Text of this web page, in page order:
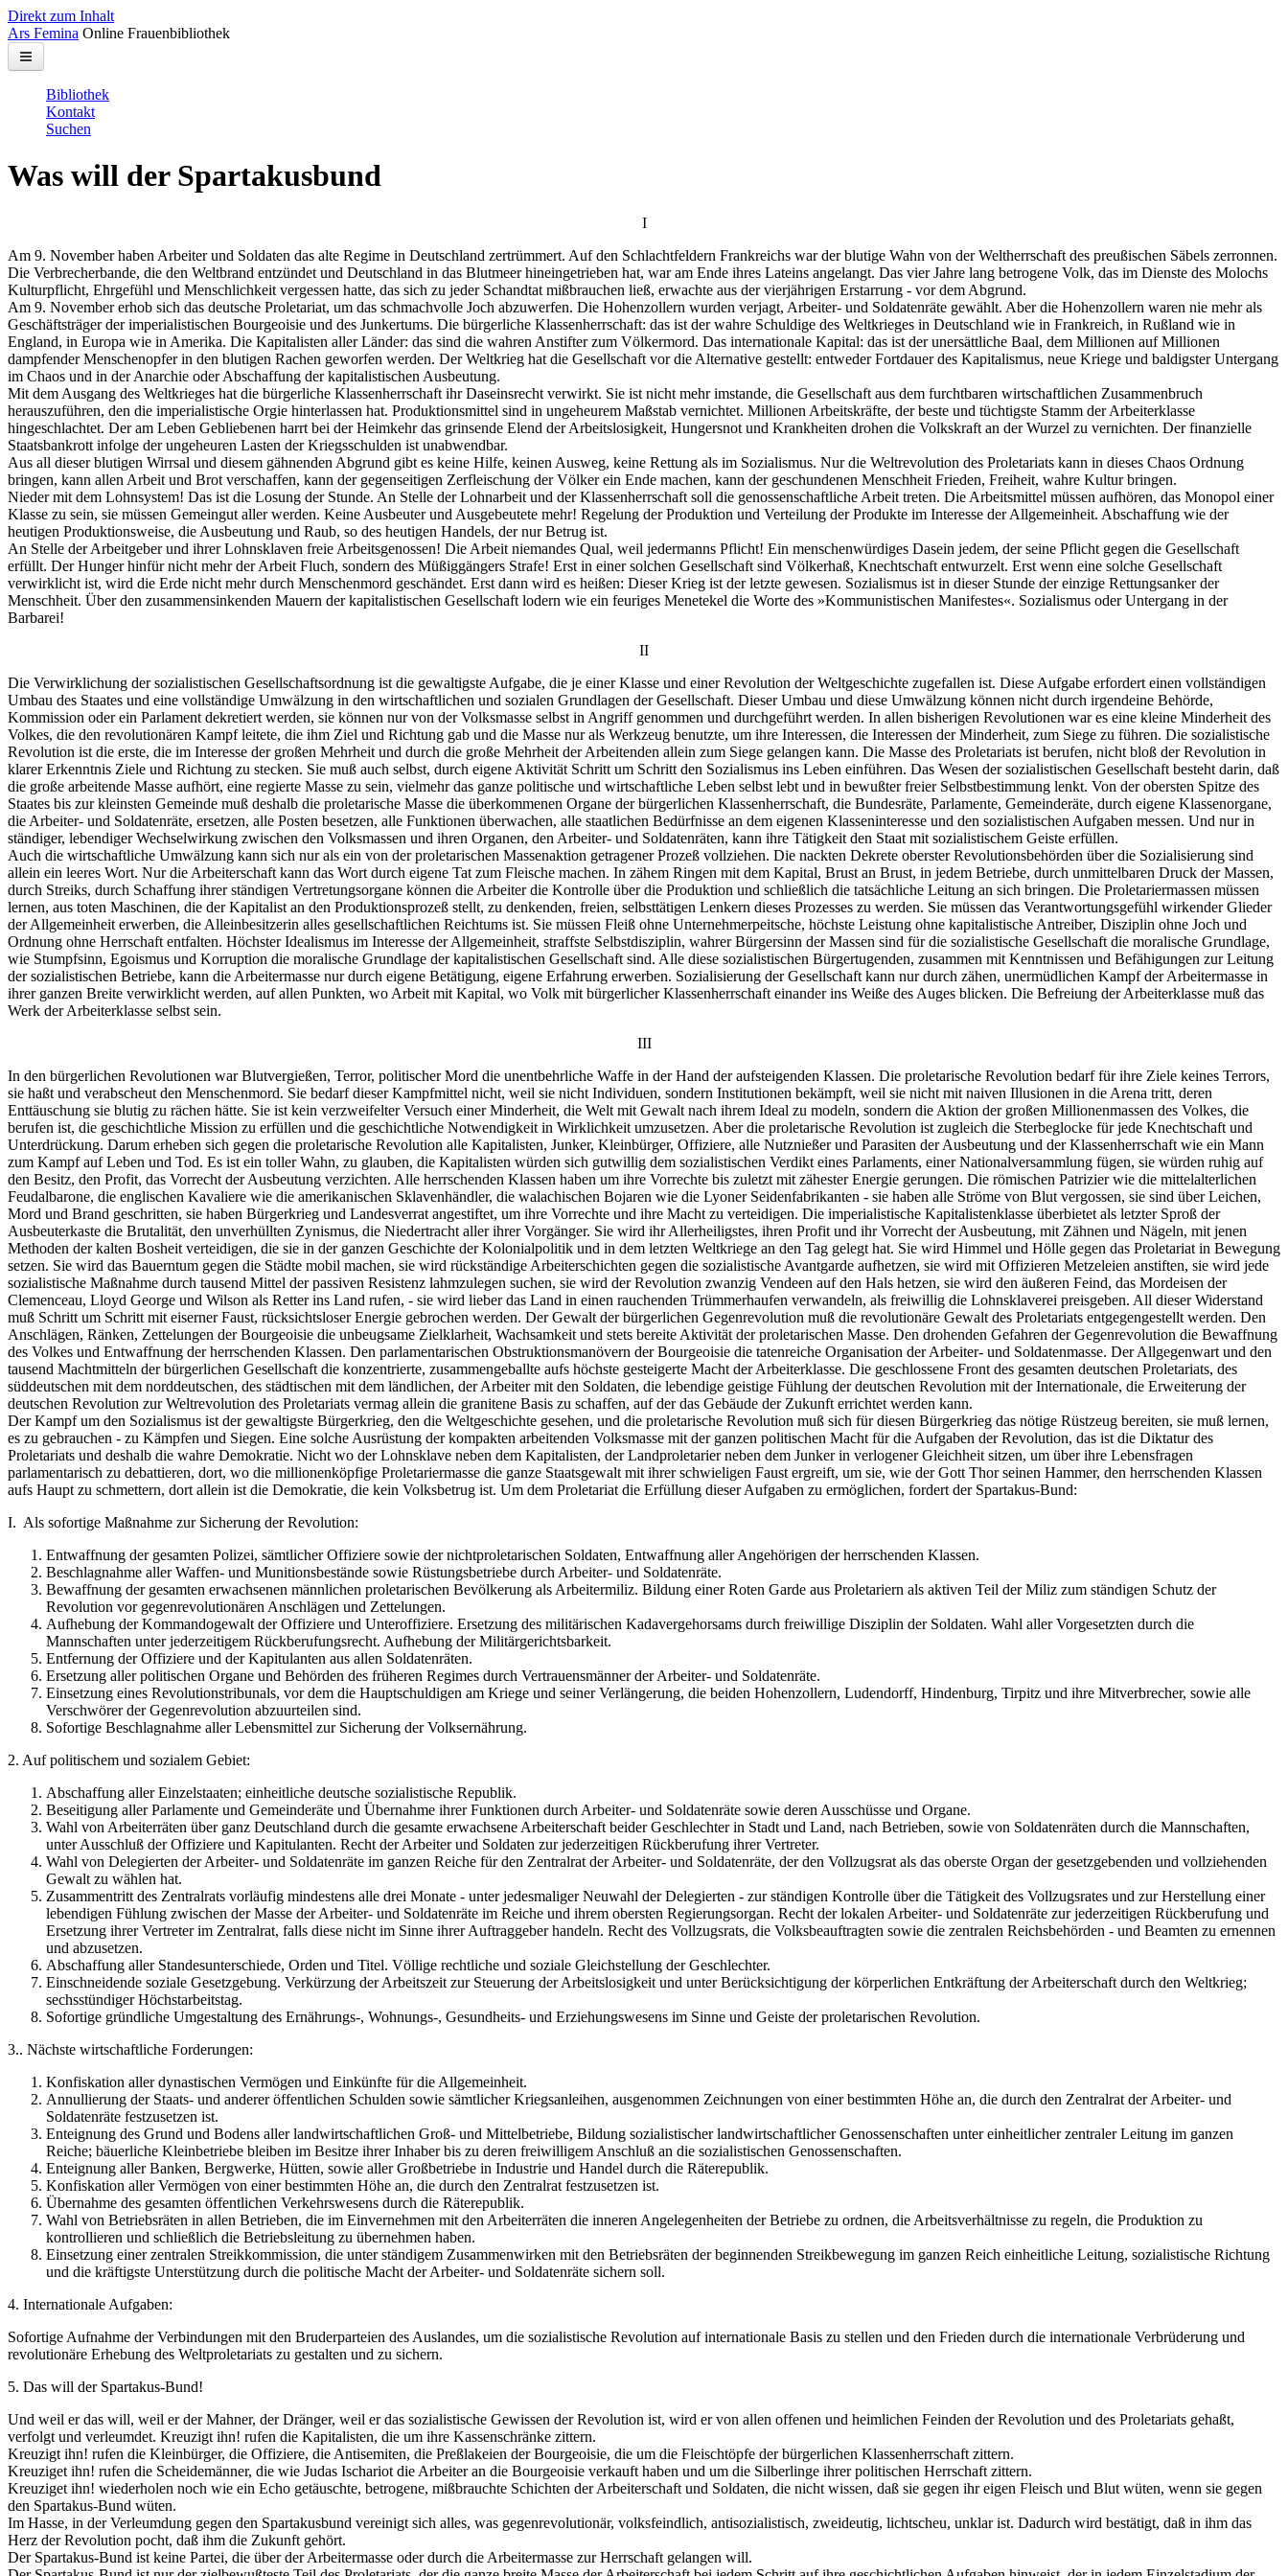
Direkt zum Inhalt
Ars Femina Online Frauenbibliothek
Bibliothek
Kontakt
Suchen
Was will der Spartakusbund
I
Am 9. November haben Arbeiter und Soldaten das alte Regime in Deutschland zertrümmert. Auf den Schlachtfeldern Frankreichs war der blutige Wahn von der Weltherrschaft des preußischen Säbels zerronnen.
Die Verbrecherbande, die den Weltbrand entzündet und Deutschland in das Blutmeer hineingetrieben hat, war am Ende ihres Lateins angelangt. Das vier Jahre lang betrogene Volk, das im Dienste des Molochs
Kulturpflicht, Ehrgefühl und Menschlichkeit vergessen hatte, das sich zu jeder Schandtat mißbrauchen ließ, erwachte aus der vierjährigen Erstarrung - vor dem Abgrund.
Am 9. November erhob sich das deutsche Proletariat, um das schmachvolle Joch abzuwerfen. Die Hohenzollern wurden verjagt, Arbeiter- und Soldatenräte gewählt. Aber die Hohenzollern waren nie mehr als
Geschäftsträger der imperialistischen Bourgeoisie und des Junkertums. Die bürgerliche Klassenherrschaft: das ist der wahre Schuldige des Weltkrieges in Deutschland wie in Frankreich, in Rußland wie in
England, in Europa wie in Amerika. Die Kapitalisten aller Länder: das sind die wahren Anstifter zum Völkermord. Das internationale Kapital: das ist der unersättliche Baal, dem Millionen auf Millionen
dampfender Menschenopfer in den blutigen Rachen geworfen werden. Der Weltkrieg hat die Gesellschaft vor die Alternative gestellt: entweder Fortdauer des Kapitalismus, neue Kriege und baldigster Untergang
im Chaos und in der Anarchie oder Abschaffung der kapitalistischen Ausbeutung.
Mit dem Ausgang des Weltkrieges hat die bürgerliche Klassenherrschaft ihr Daseinsrecht verwirkt. Sie ist nicht mehr imstande, die Gesellschaft aus dem furchtbaren wirtschaftlichen Zusammenbruch
herauszuführen, den die imperialistische Orgie hinterlassen hat. Produktionsmittel sind in ungeheurem Maßstab vernichtet. Millionen Arbeitskräfte, der beste und tüchtigste Stamm der Arbeiterklasse
hingeschlachtet. Der am Leben Gebliebenen harrt bei der Heimkehr das grinsende Elend der Arbeitslosigkeit, Hungersnot und Krankheiten drohen die Volkskraft an der Wurzel zu vernichten. Der finanzielle
Staatsbankrott infolge der ungeheuren Lasten der Kriegsschulden ist unabwendbar.
Aus all dieser blutigen Wirrsal und diesem gähnenden Abgrund gibt es keine Hilfe, keinen Ausweg, keine Rettung als im Sozialismus. Nur die Weltrevolution des Proletariats kann in dieses Chaos Ordnung
bringen, kann allen Arbeit und Brot verschaffen, kann der gegenseitigen Zerfleischung der Völker ein Ende machen, kann der geschundenen Menschheit Frieden, Freiheit, wahre Kultur bringen.
Nieder mit dem Lohnsystem! Das ist die Losung der Stunde. An Stelle der Lohnarbeit und der Klassenherrschaft soll die genossenschaftliche Arbeit treten. Die Arbeitsmittel müssen aufhören, das Monopol einer
Klasse zu sein, sie müssen Gemeingut aller werden. Keine Ausbeuter und Ausgebeutete mehr! Regelung der Produktion und Verteilung der Produkte im Interesse der Allgemeinheit. Abschaffung wie der
heutigen Produktionsweise, die Ausbeutung und Raub, so des heutigen Handels, der nur Betrug ist.
An Stelle der Arbeitgeber und ihrer Lohnsklaven freie Arbeitsgenossen! Die Arbeit niemandes Qual, weil jedermanns Pflicht! Ein menschenwürdiges Dasein jedem, der seine Pflicht gegen die Gesellschaft
erfüllt. Der Hunger hinfür nicht mehr der Arbeit Fluch, sondern des Müßiggängers Strafe! Erst in einer solchen Gesellschaft sind Völkerhaß, Knechtschaft entwurzelt. Erst wenn eine solche Gesellschaft
verwirklicht ist, wird die Erde nicht mehr durch Menschenmord geschändet. Erst dann wird es heißen: Dieser Krieg ist der letzte gewesen. Sozialismus ist in dieser Stunde der einzige Rettungsanker der
Menschheit. Über den zusammensinkenden Mauern der kapitalistischen Gesellschaft lodern wie ein feuriges Menetekel die Worte des »Kommunistischen Manifestes«. Sozialismus oder Untergang in der
Barbarei!
II
Die Verwirklichung der sozialistischen Gesellschaftsordnung ist die gewaltigste Aufgabe, die je einer Klasse und einer Revolution der Weltgeschichte zugefallen ist. Diese Aufgabe erfordert einen vollständigen
Umbau des Staates und eine vollständige Umwälzung in den wirtschaftlichen und sozialen Grundlagen der Gesellschaft. Dieser Umbau und diese Umwälzung können nicht durch irgendeine Behörde,
Kommission oder ein Parlament dekretiert werden, sie können nur von der Volksmasse selbst in Angriff genommen und durchgeführt werden. In allen bisherigen Revolutionen war es eine kleine Minderheit des
Volkes, die den revolutionären Kampf leitete, die ihm Ziel und Richtung gab und die Masse nur als Werkzeug benutzte, um ihre Interessen, die Interessen der Minderheit, zum Siege zu führen. Die sozialistische
Revolution ist die erste, die im Interesse der großen Mehrheit und durch die große Mehrheit der Arbeitenden allein zum Siege gelangen kann. Die Masse des Proletariats ist berufen, nicht bloß der Revolution in
klarer Erkenntnis Ziele und Richtung zu stecken. Sie muß auch selbst, durch eigene Aktivität Schritt um Schritt den Sozialismus ins Leben einführen. Das Wesen der sozialistischen Gesellschaft besteht darin, daß
die große arbeitende Masse aufhört, eine regierte Masse zu sein, vielmehr das ganze politische und wirtschaftliche Leben selbst lebt und in bewußter freier Selbstbestimmung lenkt. Von der obersten Spitze des
Staates bis zur kleinsten Gemeinde muß deshalb die proletarische Masse die überkommenen Organe der bürgerlichen Klassenherrschaft, die Bundesräte, Parlamente, Gemeinderäte, durch eigene Klassenorgane,
die Arbeiter- und Soldatenräte, ersetzen, alle Posten besetzen, alle Funktionen überwachen, alle staatlichen Bedürfnisse an dem eigenen Klasseninteresse und den sozialistischen Aufgaben messen. Und nur in
ständiger, lebendiger Wechselwirkung zwischen den Volksmassen und ihren Organen, den Arbeiter- und Soldatenräten, kann ihre Tätigkeit den Staat mit sozialistischem Geiste erfüllen.
Auch die wirtschaftliche Umwälzung kann sich nur als ein von der proletarischen Massenaktion getragener Prozeß vollziehen. Die nackten Dekrete oberster Revolutionsbehörden über die Sozialisierung sind
allein ein leeres Wort. Nur die Arbeiterschaft kann das Wort durch eigene Tat zum Fleische machen. In zähem Ringen mit dem Kapital, Brust an Brust, in jedem Betriebe, durch unmittelbaren Druck der Massen,
durch Streiks, durch Schaffung ihrer ständigen Vertretungsorgane können die Arbeiter die Kontrolle über die Produktion und schließlich die tatsächliche Leitung an sich bringen. Die Proletariermassen müssen
lernen, aus toten Maschinen, die der Kapitalist an den Produktionsprozeß stellt, zu denkenden, freien, selbsttätigen Lenkern dieses Prozesses zu werden. Sie müssen das Verantwortungsgefühl wirkender Glieder
der Allgemeinheit erwerben, die Alleinbesitzerin alles gesellschaftlichen Reichtums ist. Sie müssen Fleiß ohne Unternehmerpeitsche, höchste Leistung ohne kapitalistische Antreiber, Disziplin ohne Joch und
Ordnung ohne Herrschaft entfalten. Höchster Idealismus im Interesse der Allgemeinheit, straffste Selbstdisziplin, wahrer Bürgersinn der Massen sind für die sozialistische Gesellschaft die moralische Grundlage,
wie Stumpfsinn, Egoismus und Korruption die moralische Grundlage der kapitalistischen Gesellschaft sind. Alle diese sozialistischen Bürgertugenden, zusammen mit Kenntnissen und Befähigungen zur Leitung
der sozialistischen Betriebe, kann die Arbeitermasse nur durch eigene Betätigung, eigene Erfahrung erwerben. Sozialisierung der Gesellschaft kann nur durch zähen, unermüdlichen Kampf der Arbeitermasse in
ihrer ganzen Breite verwirklicht werden, auf allen Punkten, wo Arbeit mit Kapital, wo Volk mit bürgerlicher Klassenherrschaft einander ins Weiße des Auges blicken. Die Befreiung der Arbeiterklasse muß das
Werk der Arbeiterklasse selbst sein.
III
In den bürgerlichen Revolutionen war Blutvergießen, Terror, politischer Mord die unentbehrliche Waffe in der Hand der aufsteigenden Klassen. Die proletarische Revolution bedarf für ihre Ziele keines Terrors,
sie haßt und verabscheut den Menschenmord. Sie bedarf dieser Kampfmittel nicht, weil sie nicht Individuen, sondern Institutionen bekämpft, weil sie nicht mit naiven Illusionen in die Arena tritt, deren
Enttäuschung sie blutig zu rächen hätte. Sie ist kein verzweifelter Versuch einer Minderheit, die Welt mit Gewalt nach ihrem Ideal zu modeln, sondern die Aktion der großen Millionenmassen des Volkes, die
berufen ist, die geschichtliche Mission zu erfüllen und die geschichtliche Notwendigkeit in Wirklichkeit umzusetzen. Aber die proletarische Revolution ist zugleich die Sterbeglocke für jede Knechtschaft und
Unterdrückung. Darum erheben sich gegen die proletarische Revolution alle Kapitalisten, Junker, Kleinbürger, Offiziere, alle Nutznießer und Parasiten der Ausbeutung und der Klassenherrschaft wie ein Mann
zum Kampf auf Leben und Tod. Es ist ein toller Wahn, zu glauben, die Kapitalisten würden sich gutwillig dem sozialistischen Verdikt eines Parlaments, einer Nationalversammlung fügen, sie würden ruhig auf
den Besitz, den Profit, das Vorrecht der Ausbeutung verzichten. Alle herrschenden Klassen haben um ihre Vorrechte bis zuletzt mit zähester Energie gerungen. Die römischen Patrizier wie die mittelalterlichen
Feudalbarone, die englischen Kavaliere wie die amerikanischen Sklavenhändler, die walachischen Bojaren wie die Lyoner Seidenfabrikanten - sie haben alle Ströme von Blut vergossen, sie sind über Leichen,
Mord und Brand geschritten, sie haben Bürgerkrieg und Landesverrat angestiftet, um ihre Vorrechte und ihre Macht zu verteidigen. Die imperialistische Kapitalistenklasse überbietet als letzter Sproß der
Ausbeuterkaste die Brutalität, den unverhüllten Zynismus, die Niedertracht aller ihrer Vorgänger. Sie wird ihr Allerheiligstes, ihren Profit und ihr Vorrecht der Ausbeutung, mit Zähnen und Nägeln, mit jenen
Methoden der kalten Bosheit verteidigen, die sie in der ganzen Geschichte der Kolonialpolitik und in dem letzten Weltkriege an den Tag gelegt hat. Sie wird Himmel und Hölle gegen das Proletariat in Bewegung
setzen. Sie wird das Bauerntum gegen die Städte mobil machen, sie wird rückständige Arbeiterschichten gegen die sozialistische Avantgarde aufhetzen, sie wird mit Offizieren Metzeleien anstiften, sie wird jede
sozialistische Maßnahme durch tausend Mittel der passiven Resistenz lahmzulegen suchen, sie wird der Revolution zwanzig Vendeen auf den Hals hetzen, sie wird den äußeren Feind, das Mordeisen der
Clemenceau, Lloyd George und Wilson als Retter ins Land rufen, - sie wird lieber das Land in einen rauchenden Trümmerhaufen verwandeln, als freiwillig die Lohnsklaverei preisgeben. All dieser Widerstand
muß Schritt um Schritt mit eiserner Faust, rücksichtsloser Energie gebrochen werden. Der Gewalt der bürgerlichen Gegenrevolution muß die revolutionäre Gewalt des Proletariats entgegengestellt werden. Den
Anschlägen, Ränken, Zettelungen der Bourgeoisie die unbeugsame Zielklarheit, Wachsamkeit und stets bereite Aktivität der proletarischen Masse. Den drohenden Gefahren der Gegenrevolution die Bewaffnung
des Volkes und Entwaffnung der herrschenden Klassen. Den parlamentarischen Obstruktionsmanövern der Bourgeoisie die tatenreiche Organisation der Arbeiter- und Soldatenmasse. Der Allgegenwart und den
tausend Machtmitteln der bürgerlichen Gesellschaft die konzentrierte, zusammengeballte aufs höchste gesteigerte Macht der Arbeiterklasse. Die geschlossene Front des gesamten deutschen Proletariats, des
süddeutschen mit dem norddeutschen, des städtischen mit dem ländlichen, der Arbeiter mit den Soldaten, die lebendige geistige Fühlung der deutschen Revolution mit der Internationale, die Erweiterung der
deutschen Revolution zur Weltrevolution des Proletariats vermag allein die granitene Basis zu schaffen, auf der das Gebäude der Zukunft errichtet werden kann.
Der Kampf um den Sozialismus ist der gewaltigste Bürgerkrieg, den die Weltgeschichte gesehen, und die proletarische Revolution muß sich für diesen Bürgerkrieg das nötige Rüstzeug bereiten, sie muß lernen,
es zu gebrauchen - zu Kämpfen und Siegen. Eine solche Ausrüstung der kompakten arbeitenden Volksmasse mit der ganzen politischen Macht für die Aufgaben der Revolution, das ist die Diktatur des
Proletariats und deshalb die wahre Demokratie. Nicht wo der Lohnsklave neben dem Kapitalisten, der Landproletarier neben dem Junker in verlogener Gleichheit sitzen, um über ihre Lebensfragen
parlamentarisch zu debattieren, dort, wo die millionenköpfige Proletariermasse die ganze Staatsgewalt mit ihrer schwieligen Faust ergreift, um sie, wie der Gott Thor seinen Hammer, den herrschenden Klassen
aufs Haupt zu schmettern, dort allein ist die Demokratie, die kein Volksbetrug ist. Um dem Proletariat die Erfüllung dieser Aufgaben zu ermöglichen, fordert der Spartakus-Bund:
I. Als sofortige Maßnahme zur Sicherung der Revolution:
Entwaffnung der gesamten Polizei, sämtlicher Offiziere sowie der nichtproletarischen Soldaten, Entwaffnung aller Angehörigen der herrschenden Klassen.
Beschlagnahme aller Waffen- und Munitionsbestände sowie Rüstungsbetriebe durch Arbeiter- und Soldatenräte.
Bewaffnung der gesamten erwachsenen männlichen proletarischen Bevölkerung als Arbeitermiliz. Bildung einer Roten Garde aus Proletariern als aktiven Teil der Miliz zum ständigen Schutz der
Revolution vor gegenrevolutionären Anschlägen und Zettelungen.
Aufhebung der Kommandogewalt der Offiziere und Unteroffiziere. Ersetzung des militärischen Kadavergehorsams durch freiwillige Disziplin der Soldaten. Wahl aller Vorgesetzten durch die
Mannschaften unter jederzeitigem Rückberufungsrecht. Aufhebung der Militärgerichtsbarkeit.
Entfernung der Offiziere und der Kapitulanten aus allen Soldatenräten.
Ersetzung aller politischen Organe und Behörden des früheren Regimes durch Vertrauensmänner der Arbeiter- und Soldatenräte.
Einsetzung eines Revolutionstribunals, vor dem die Hauptschuldigen am Kriege und seiner Verlängerung, die beiden Hohenzollern, Ludendorff, Hindenburg, Tirpitz und ihre Mitverbrecher, sowie alle
Verschwörer der Gegenrevolution abzuurteilen sind.
Sofortige Beschlagnahme aller Lebensmittel zur Sicherung der Volksernährung.
2. Auf politischem und sozialem Gebiet:
Abschaffung aller Einzelstaaten; einheitliche deutsche sozialistische Republik.
Beseitigung aller Parlamente und Gemeinderäte und Übernahme ihrer Funktionen durch Arbeiter- und Soldatenräte sowie deren Ausschüsse und Organe.
Wahl von Arbeiterräten über ganz Deutschland durch die gesamte erwachsene Arbeiterschaft beider Geschlechter in Stadt und Land, nach Betrieben, sowie von Soldatenräten durch die Mannschaften,
unter Ausschluß der Offiziere und Kapitulanten. Recht der Arbeiter und Soldaten zur jederzeitigen Rückberufung ihrer Vertreter.
Wahl von Delegierten der Arbeiter- und Soldatenräte im ganzen Reiche für den Zentralrat der Arbeiter- und Soldatenräte, der den Vollzugsrat als das oberste Organ der gesetzgebenden und vollziehenden
Gewalt zu wählen hat.
Zusammentritt des Zentralrats vorläufig mindestens alle drei Monate - unter jedesmaliger Neuwahl der Delegierten - zur ständigen Kontrolle über die Tätigkeit des Vollzugsrates und zur Herstellung einer
lebendigen Fühlung zwischen der Masse der Arbeiter- und Soldatenräte im Reiche und ihrem obersten Regierungsorgan. Recht der lokalen Arbeiter- und Soldatenräte zur jederzeitigen Rückberufung und
Ersetzung ihrer Vertreter im Zentralrat, falls diese nicht im Sinne ihrer Auftraggeber handeln. Recht des Vollzugsrats, die Volksbeauftragten sowie die zentralen Reichsbehörden - und Beamten zu ernennen
und abzusetzen.
Abschaffung aller Standesunterschiede, Orden und Titel. Völlige rechtliche und soziale Gleichstellung der Geschlechter.
Einschneidende soziale Gesetzgebung. Verkürzung der Arbeitszeit zur Steuerung der Arbeitslosigkeit und unter Berücksichtigung der körperlichen Entkräftung der Arbeiterschaft durch den Weltkrieg;
sechsstündiger Höchstarbeitstag.
Sofortige gründliche Umgestaltung des Ernährungs-, Wohnungs-, Gesundheits- und Erziehungswesens im Sinne und Geiste der proletarischen Revolution.
3.. Nächste wirtschaftliche Forderungen:
Konfiskation aller dynastischen Vermögen und Einkünfte für die Allgemeinheit.
Annullierung der Staats- und anderer öffentlichen Schulden sowie sämtlicher Kriegsanleihen, ausgenommen Zeichnungen von einer bestimmten Höhe an, die durch den Zentralrat der Arbeiter- und
Soldatenräte festzusetzen ist.
Enteignung des Grund und Bodens aller landwirtschaftlichen Groß- und Mittelbetriebe, Bildung sozialistischer landwirtschaftlicher Genossenschaften unter einheitlicher zentraler Leitung im ganzen
Reiche; bäuerliche Kleinbetriebe bleiben im Besitze ihrer Inhaber bis zu deren freiwilligem Anschluß an die sozialistischen Genossenschaften.
Enteignung aller Banken, Bergwerke, Hütten, sowie aller Großbetriebe in Industrie und Handel durch die Räterepublik.
Konfiskation aller Vermögen von einer bestimmten Höhe an, die durch den Zentralrat festzusetzen ist.
Übernahme des gesamten öffentlichen Verkehrswesens durch die Räterepublik.
Wahl von Betriebsräten in allen Betrieben, die im Einvernehmen mit den Arbeiterräten die inneren Angelegenheiten der Betriebe zu ordnen, die Arbeitsverhältnisse zu regeln, die Produktion zu
kontrollieren und schließlich die Betriebsleitung zu übernehmen haben.
Einsetzung einer zentralen Streikkommission, die unter ständigem Zusammenwirken mit den Betriebsräten der beginnenden Streikbewegung im ganzen Reich einheitliche Leitung, sozialistische Richtung
und die kräftigste Unterstützung durch die politische Macht der Arbeiter- und Soldatenräte sichern soll.
4. Internationale Aufgaben:
Sofortige Aufnahme der Verbindungen mit den Bruderparteien des Auslandes, um die sozialistische Revolution auf internationale Basis zu stellen und den Frieden durch die internationale Verbrüderung und
revolutionäre Erhebung des Weltproletariats zu gestalten und zu sichern.
5. Das will der Spartakus-Bund!
Und weil er das will, weil er der Mahner, der Dränger, weil er das sozialistische Gewissen der Revolution ist, wird er von allen offenen und heimlichen Feinden der Revolution und des Proletariats gehaßt,
verfolgt und verleumdet. Kreuzigt ihn! rufen die Kapitalisten, die um ihre Kassenschränke zittern.
Kreuzigt ihn! rufen die Kleinbürger, die Offiziere, die Antisemiten, die Preßlakeien der Bourgeoisie, die um die Fleischtöpfe der bürgerlichen Klassenherrschaft zittern.
Kreuziget ihn! rufen die Scheidemänner, die wie Judas Ischariot die Arbeiter an die Bourgeoisie verkauft haben und um die Silberlinge ihrer politischen Herrschaft zittern.
Kreuziget ihn! wiederholen noch wie ein Echo getäuschte, betrogene, mißbrauchte Schichten der Arbeiterschaft und Soldaten, die nicht wissen, daß sie gegen ihr eigen Fleisch und Blut wüten, wenn sie gegen
den Spartakus-Bund wüten.
Im Hasse, in der Verleumdung gegen den Spartakusbund vereinigt sich alles, was gegenrevolutionär, volksfeindlich, antisozialistisch, zweideutig, lichtscheu, unklar ist. Dadurch wird bestätigt, daß in ihm das
Herz der Revolution pocht, daß ihm die Zukunft gehört.
Der Spartakus-Bund ist keine Partei, die über der Arbeitermasse oder durch die Arbeitermasse zur Herrschaft gelangen will.